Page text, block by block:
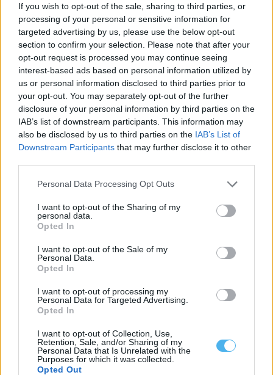
If you wish to opt-out of the sale, sharing to third parties, or
processing of your personal or sensitive information for
targeted advertising by us, please use the below opt-out
section to confirm your selection. Please note that after your
opt-out request is processed you may continue seeing
interest-based ads based on personal information utilized by
us or personal information disclosed to third parties prior to
your opt-out. You may separately opt-out of the further
disclosure of your personal information by third parties on the
IAB’s list of downstream participants. This information may
also be disclosed by us to third parties on the IAB’s List of
Downstream Participants that may further disclose it to other
Personal Data Processing Opt Outs
I want to opt-out of the Sharing of my
personal data.
Opted In
I want to opt-out of the Sale of my
Personal Data.
Opted In
I want to opt-out of processing my
Personal Data for Targeted Advertising.
Opted In
I want to opt-out of Collection, Use,
Retention, Sale, and/or Sharing of my
Personal Data that Is Unrelated with the
Purposes for which it was collected.
Opted Out
desta sexta-feira, dia...
8 Agosto, 2026 - 00:43
ASAE encerra dois restaurantes e zona de refeições de centro
comercial em Évora
A Autoridade de Segurança Alimentar e Económica (ASAE)
determinou a suspensão da atividade de...
8 Agosto, 2026 - 00:31